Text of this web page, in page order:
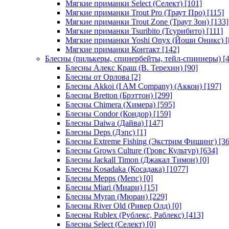
Мягкие приманки Select (Селект) [101]
Мягкие приманки Trout Pro (Траут Про) [115]
Мягкие приманки Trout Zone (Траут Зон) [133]
Мягкие приманки Tsuribito (Тсурибито) [111]
Мягкие приманки Yoshi Onyx (Йоши Оникс)
Мягкие приманки Контакт [142]
Блесны (пилькеры, спинербейты, тейл-спиннеры)
Блесны Алекс Краш (В. Терехин) [90]
Блесны от Орлова [2]
Блесны Akkoi (I AM Company) (Аккои) [197]
Блесны Bretton (Брэттон) [299]
Блесны Chimera (Химера) [595]
Блесны Condor (Кондор) [159]
Блесны Daiwa (Дайва) [147]
Блесны Deps (Дэпс) [1]
Блесны Extreme Fishing (Экстрим Фишинг)
Блесны Grows Culture (Гровс Культур) [634]
Блесны Jackall Timon (Джакал Тимон) [0]
Блесны Kosadaka (Косадака) [1077]
Блесны Mepps (Мепс) [0]
Блесны Miari (Миари) [15]
Блесны Myran (Мюран) [229]
Блесны River Old (Ривер Олд) [0]
Блесны Rublex (Рублекс, Раблекс) [413]
Блесны Select (Селект) [0]